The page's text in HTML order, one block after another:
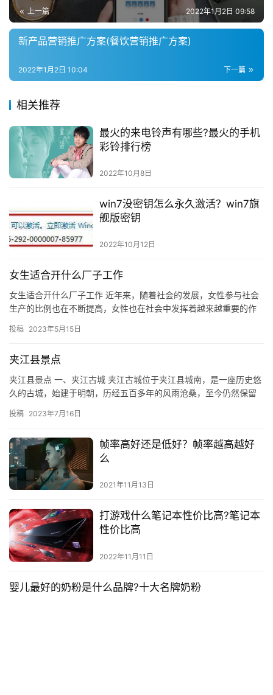
上一篇 2022年1月2日 09:58
新产品营销推广方案(餐饮营销推广方案)
下一篇
2022年1月2日 10:04
相关推荐
最火的来电铃声有哪些?最火的手机
彩铃排行榜
2022年10月8日
win7没密钥怎么永久激活？win7旗
舰版密钥
2022年10月12日
女生适合开什么厂子工作
女生适合开什么厂子工作 近年来，随着社会的发展，女性参与社会
生产的比例也在不断提高，女性也在社会中发挥着越来越重要的作
是…
投稿 2023年5月15日
夹江县景点
夹江县景点 一、夹江古城 夹江古城位于夹江县城南，是一座历史悠
久的古城，始建于明朝，历经五百多年的风雨沧桑，至今仍然保留
迹，…
投稿 2023年7月16日
帧率高好还是低好？帧率越高越好
么
2021年11月13日
打游戏什么笔记本性价比高?笔记本
性价比高
2022年11月11日
婴儿最好的奶粉是什么品牌?十大名牌奶粉